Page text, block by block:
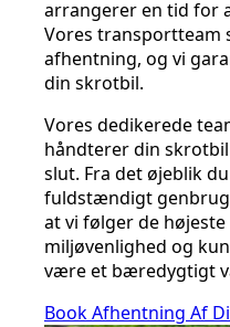
arrangerer en tid for
Vores transportteam
afhentning, og vi
din skrotbil.
Vores dedikerede
håndterer din
slut. Fra det øjeblik
fuldstændigt
at vi følger de
miljøvenlighed og
være et bæredygtigt
Book Afhentning Af